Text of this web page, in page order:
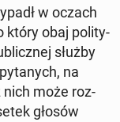
w oczach
który obaj po­li­ty­
służby
na
nich może roz­
głosów